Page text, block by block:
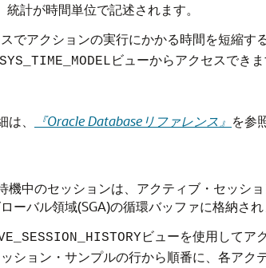
計が時間単位で記述されます。
でアクションの実行にかかる時間を短縮す
ビューからアクセスできま
、 『Oracle Databaseリファレンス』 を参
中のセッションは、アクティブ・セッシ
バル領域(SGA)の循環バッファに格納され
ビューを使用してア
ション・サンプルの行から順番に、各ア